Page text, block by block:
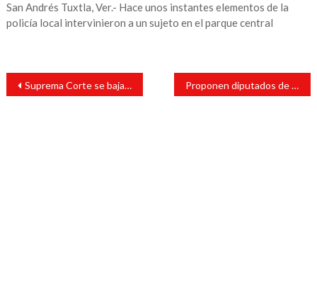
San Andrés Tuxtla, Ver.- Hace unos instantes elementos de la
policía local intervinieron a un sujeto en el parque central
Navegación
entradas
Suprema Corte se baja 853 millones de pesos en presupuesto Proponen diputados de Veracruz presupuesto independiente para útiles y uniformes escolares